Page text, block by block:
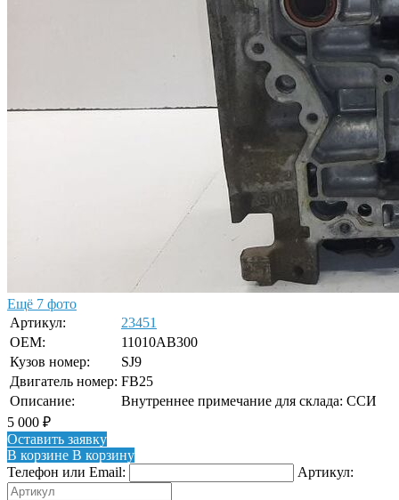
Ещё 7 фото
Артикул:
23451
OEM:
11010AB300
Кузов номер:
SJ9
Двигатель номер: FB25
Описание:
Внутреннее примечание для склада: ССИ
5 000 ₽
Оставить заявку
В корзине В корзину
Телефон или Email:
Артикул: